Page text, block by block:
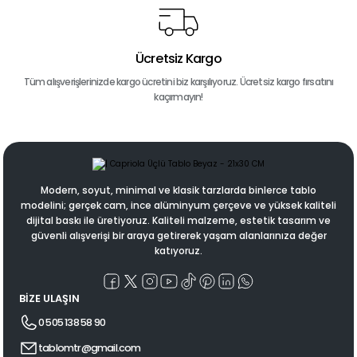
Ücretsiz Kargo
Tüm alışverişlerinizde kargo ücretini biz karşılıyoruz. Ücretsiz kargo fırsatını
kaçırmayın!
Modern, soyut, minimal ve klasik tarzlarda binlerce tablo
modelini; gerçek cam, ince alüminyum çerçeve ve yüksek kaliteli
dijital baskı ile üretiyoruz. Kaliteli malzeme, estetik tasarım ve
güvenli alışverişi bir araya getirerek yaşam alanlarınıza değer
katıyoruz.
BİZE ULAŞIN
0 505 138 58 90
tablomtr@gmail.com